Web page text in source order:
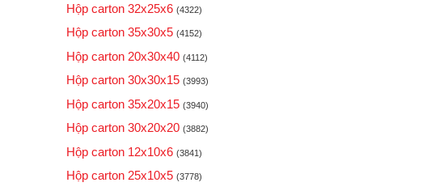
Hộp carton 32x25x6 (4322)
Hộp carton 35x30x5 (4152)
Hộp carton 20x30x40 (4112)
Hộp carton 30x30x15 (3993)
Hộp carton 35x20x15 (3940)
Hộp carton 30x20x20 (3882)
Hộp carton 12x10x6 (3841)
Hộp carton 25x10x5 (3778)